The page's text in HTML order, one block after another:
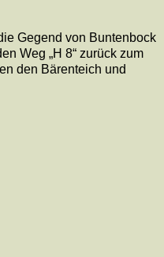
Gegend von Buntenbock
Weg „H 8“ zurück zum
den Bärenteich und